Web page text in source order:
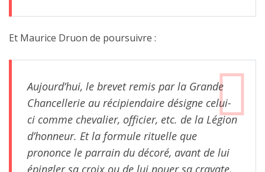
Et Maurice Druon de poursuivre :
Aujourd’hui, le brevet remis par la Grande
Chancellerie au récipiendaire désigne celui-
ci comme chevalier, officier, etc. de la Légion
d’honneur. Et la formule rituelle que
prononce le parrain du décoré, avant de lui
épingler sa croix ou de lui nouer sa cravate,